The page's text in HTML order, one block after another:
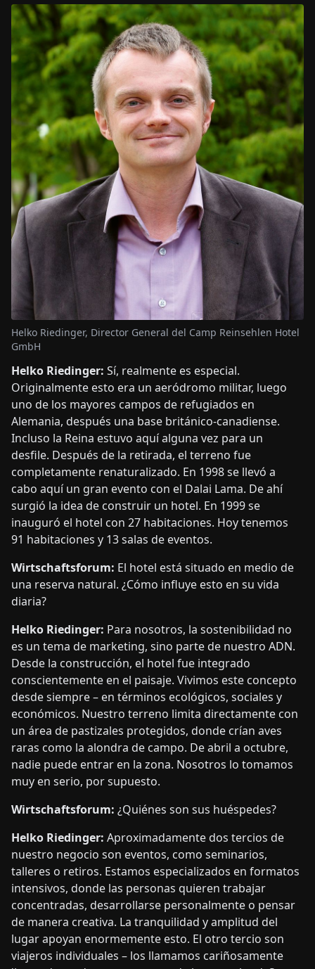
Helko Riedinger, Director General del Camp Reinsehlen Hotel
GmbH
Helko Riedinger: Sí, realmente es especial.
Originalmente esto era un aeródromo militar, luego
uno de los mayores campos de refugiados en
Alemania, después una base británico-canadiense.
Incluso la Reina estuvo aquí alguna vez para un
desfile. Después de la retirada, el terreno fue
completamente renaturalizado. En 1998 se llevó a
cabo aquí un gran evento con el Dalai Lama. De ahí
surgió la idea de construir un hotel. En 1999 se
inauguró el hotel con 27 habitaciones. Hoy tenemos
91 habitaciones y 13 salas de eventos.
Wirtschaftsforum: El hotel está situado en medio de
una reserva natural. ¿Cómo influye esto en su vida
diaria?
Helko Riedinger: Para nosotros, la sostenibilidad no
es un tema de marketing, sino parte de nuestro ADN.
Desde la construcción, el hotel fue integrado
conscientemente en el paisaje. Vivimos este concepto
desde siempre – en términos ecológicos, sociales y
económicos. Nuestro terreno limita directamente con
un área de pastizales protegidos, donde crían aves
raras como la alondra de campo. De abril a octubre,
nadie puede entrar en la zona. Nosotros lo tomamos
muy en serio, por supuesto.
Wirtschaftsforum: ¿Quiénes son sus huéspedes?
Helko Riedinger: Aproximadamente dos tercios de
nuestro negocio son eventos, como seminarios,
talleres o retiros. Estamos especializados en formatos
intensivos, donde las personas quieren trabajar
concentradas, desarrollarse personalmente o pensar
de manera creativa. La tranquilidad y amplitud del
lugar apoyan enormemente esto. El otro tercio son
viajeros individuales – los llamamos cariñosamente